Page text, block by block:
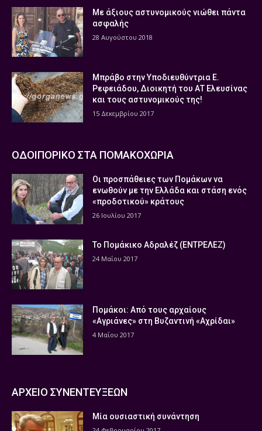
Με άξιους αστυνομικούς νιώθει πάντα
ασφαλής
28 Αυγούστου 2018
Μπράβο στην Υποδιευθύντρια Ε.
Ρεφειάδου, Διοικητή του ΑΤ Ελευσίνας
και τους αστυνομικούς της!
15 Δεκεμβρίου 2017
ΟΔΟΙΠΟΡΙΚΟ ΣΤΑ ΠΟΜΑΚΟΧΩΡΙΑ
Οι προσπάθειες των Πομάκων να
ενωθούν με την Ελλάδα και στάση ενός
«προδοτικού» κράτους
26 Ιουλίου 2017
Το Πομάκικο Αδραλέζ (ΕΝΤΡΕΛΕΖ)
24 Μαΐου 2017
Πομάκοι: Από τους αρχαίους
«Αγριάνες» στη Βυζαντινή «Αχρίδαι»
4 Μαΐου 2017
ΑΡΧΕΙΟ ΣΥΝΕΝΤΕΥΞΕΩΝ
Μία ουσιαστική συνάντηση